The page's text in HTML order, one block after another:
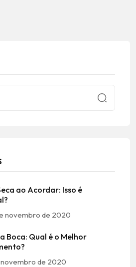
ao Acordar: Isso é
novembro de 2020
Boca: Qual é o Melhor
de 2020